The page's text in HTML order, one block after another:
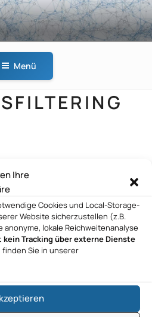
Ihre
Cookies und Local-Storage-
Website sicherzustellen (z.B.
lokale Reichweitenanalyse
kein Tracking über externe Dienste
Sie in unserer
Menü